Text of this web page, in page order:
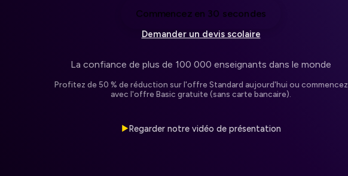
Commencez en 30 secondes
Demander un devis scolaire
La confiance de plus de 100 000 enseignants dans le monde
Profitez de 50 % de réduction sur l'offre Standard aujourd'hui ou commencez
avec l'offre Basic gratuite (sans carte bancaire).
▶Regarder notre vidéo de présentation